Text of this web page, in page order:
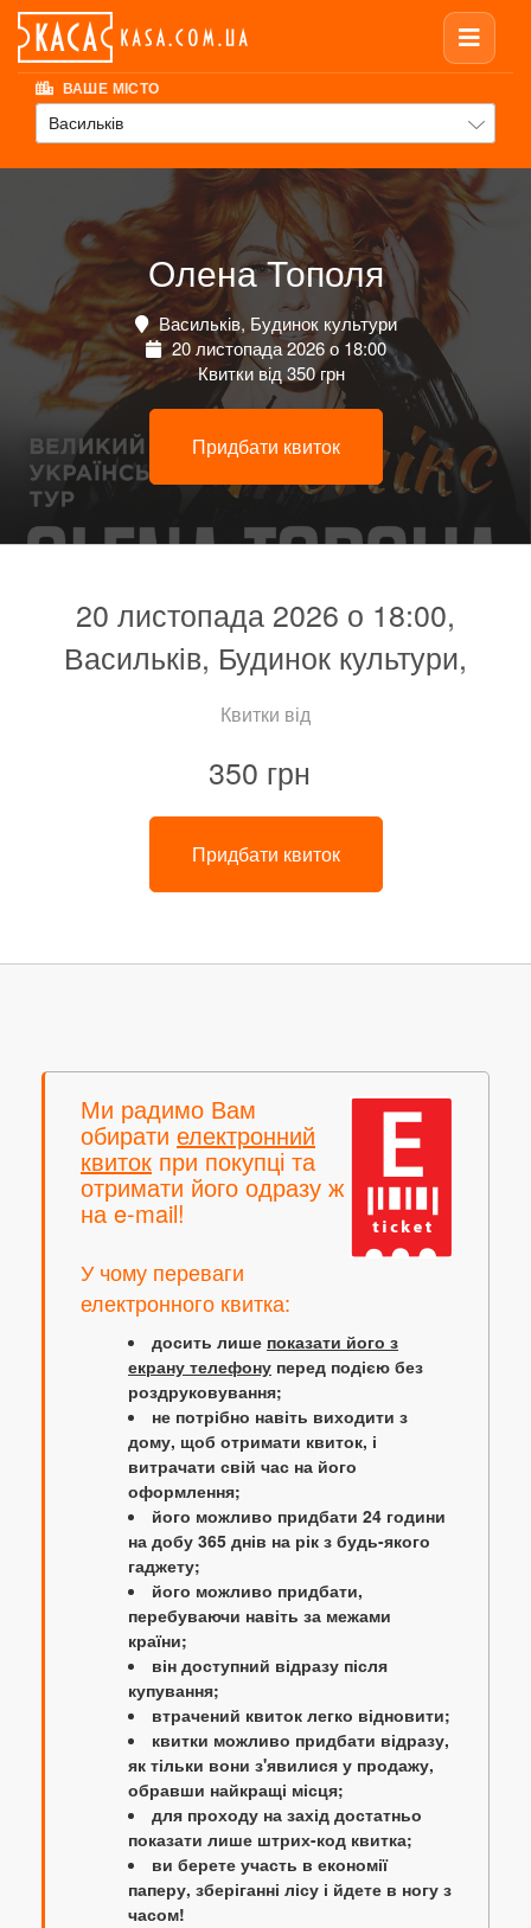
ВАШЕ МІСТО
Васильків
Олена Тополя
Васильків, Будинок культури
20 листопада 2026 о 18:00
Квитки від 350 грн
Придбати квиток
20 листопада 2026 о 18:00,
Васильків, Будинок культури,
Квитки від
350 грн
Придбати квиток
Ми радимо Вам
обирати електронний
квиток при покупці та
отримати його одразу ж
на e-mail!
У чому переваги
електронного квитка:
досить лише показати його з
екрану телефону перед подією без
роздруковування;
не потрібно навіть виходити з
дому, щоб отримати квиток, і
витрачати свій час на його
оформлення;
його можливо придбати 24 години
на добу 365 днів на рік з будь-якого
гаджету;
його можливо придбати,
перебуваючи навіть за межами
країни;
він доступний відразу після
купування;
втрачений квиток легко відновити;
квитки можливо придбати відразу,
як тільки вони з'явилися у продажу,
обравши найкращі місця;
для проходу на захід достатньо
показати лише штрих-код квитка;
ви берете участь в економії
паперу, зберіганні лісу і йдете в ногу з
часом!